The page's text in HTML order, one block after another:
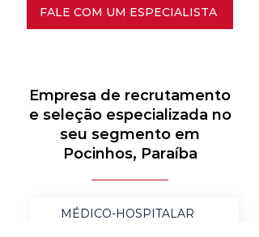
FALE COM UM ESPECIALISTA
Empresa de recrutamento
e seleção especializada no
seu segmento em
Pocinhos, Paraíba
MÉDICO-HOSPITALAR